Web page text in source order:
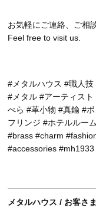
お気軽にご連絡、ご相
Feel free to visit us.
#メタルハウス #職人
#メタル #アーティス
べら #革小物 #真鍮 #
フリンジ #ホテルルー
#brass #charm
#accessories
メタルハウス / お客さ